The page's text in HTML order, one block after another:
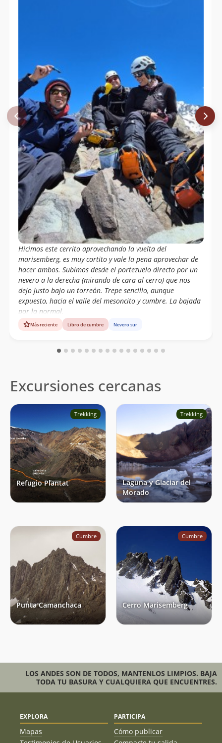
Hicimos este cerrito aprovechando la vuelta del
marisemberg, es muy cortito y vale la pena aprovechar de
hacer ambos. Subimos desde el portezuelo directo por un
nevero a la derecha (mirando de cara al cerro) que nos
dejo justo bajo un torreón. Trepe sencillo, aunque
expuesto, hacia el valle del mesoncito y cumbre. La bajada
por la normal.
Más reciente Libro de cumbre Nevero sur
Excursiones cercanas
Trekking
Refugio Plantat
Trekking
Laguna y Glaciar del
Morado
Cumbre
Punta Camanchaca
Cumbre
Cerro Marisemberg
LOS ANDES SON DE TODOS, MANTENLOS LIMPIOS. BAJA
TODA TU BASURA Y CUALQUIERA QUE ENCUENTRES.
EXPLORA
Mapas
PARTICIPA
Cómo publicar